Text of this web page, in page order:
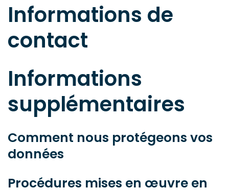
Informations de
contact
Informations
supplémentaires
Comment nous protégeons vos
données
Procédures mises en œuvre en